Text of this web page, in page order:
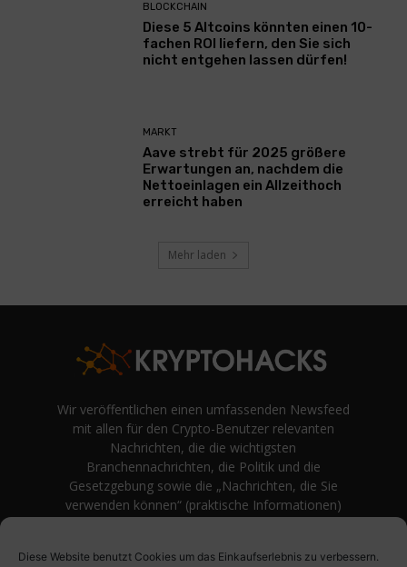
Diese Website benutzt Cookies um das Einkaufserlebnis zu verbessern.
BLOCKCHAIN
Diese 5 Altcoins könnten einen 10-
fachen ROI liefern, den Sie sich
nicht entgehen lassen dürfen!
MARKT
Aave strebt für 2025 größere
Erwartungen an, nachdem die
Nettoeinlagen ein Allzeithoch
erreicht haben
Mehr laden
Wir veröffentlichen einen umfassenden Newsfeed
mit allen für den Crypto-Benutzer relevanten
Nachrichten, die die wichtigsten
Branchennachrichten, die Politik und die
Gesetzgebung sowie die „Nachrichten, die Sie
verwenden können“ (praktische Informationen)
Meinungen rund um Kryptowährung. Einfache